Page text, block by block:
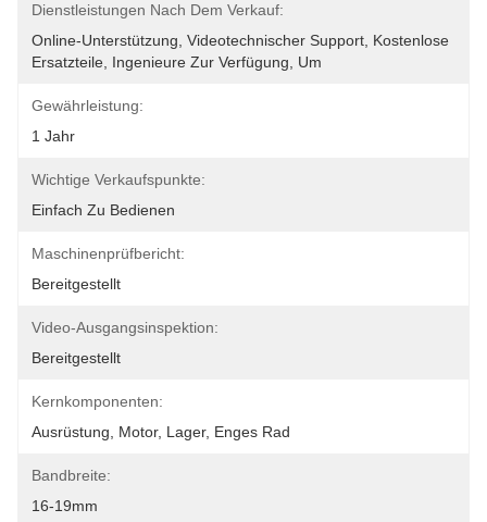
Dienstleistungen Nach Dem Verkauf:
Online-Unterstützung, Videotechnischer Support, Kostenlose
Ersatzteile, Ingenieure Zur Verfügung, Um
Gewährleistung:
1 Jahr
Wichtige Verkaufspunkte:
Einfach Zu Bedienen
Maschinenprüfbericht:
Bereitgestellt
Video-Ausgangsinspektion:
Bereitgestellt
Kernkomponenten:
Ausrüstung, Motor, Lager, Enges Rad
Bandbreite:
16-19mm